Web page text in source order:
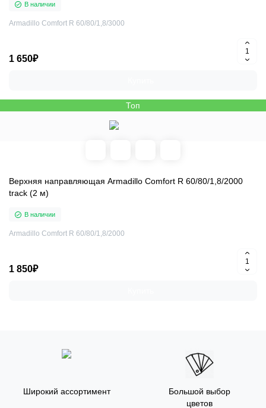
В наличии
Armadillo Comfort R 60/80/1,8/3000
1 650₽
Топ
Верхняя направляющая Armadillo Comfort R 60/80/1,8/2000
track (2 м)
В наличии
Armadillo Comfort R 60/80/1,8/2000
1 850₽
Широкий ассортимент
Большой выбор
цветов